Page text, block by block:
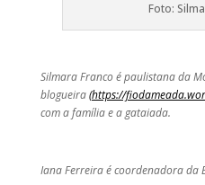
Foto:
Silmara Franco é paulistana da
blogueira(https://
com a família e a gataiada.
Iana Ferreira é coordenadora da